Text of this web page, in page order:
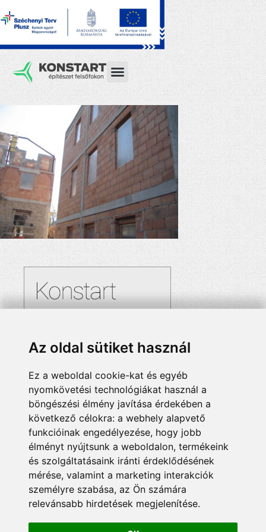
Az oldal sütiket használ
Ez a weboldal cookie-kat és egyéb
nyomkövetési technológiákat használ a
böngészési élmény javítása érdekében a
következő célokra: a webhely alapvető
funkcióinak engedélyezése, hogy jobb
élményt nyújtsunk a weboldalon, termékeink
és szolgáltatásaink iránti érdeklődésének
mérése, valamint a marketing interakciók
személyre szabása, az Ön számára
relevánsabb hirdetések megjelenítése.